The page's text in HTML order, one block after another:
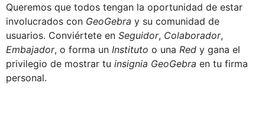
Colaborador de GeoGebra
Embajador de GeoGebra
Instituto GeoGebra
Red GeoGebra
Queremos que todos tengan la oportunidad de estar
involucrados con GeoGebra y su comunidad de
usuarios. Conviértete en Seguidor, Colaborador
Embajador, o forma un Instituto o una Red y gana el
privilegio de mostrar tu insignia GeoGebra en tu firma
personal.